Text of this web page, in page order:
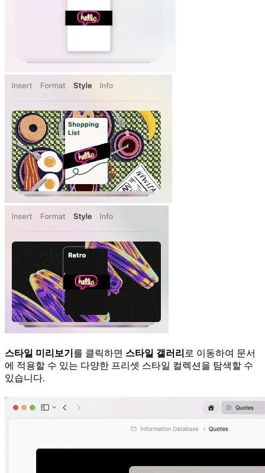
스타일 미리보기 를 클릭하면 스타일 갤러리 로 이동하여 문서
에 적용할 수 있는 다양한 프리셋 스타일 컬렉션을 탐색할 수
있습니다.